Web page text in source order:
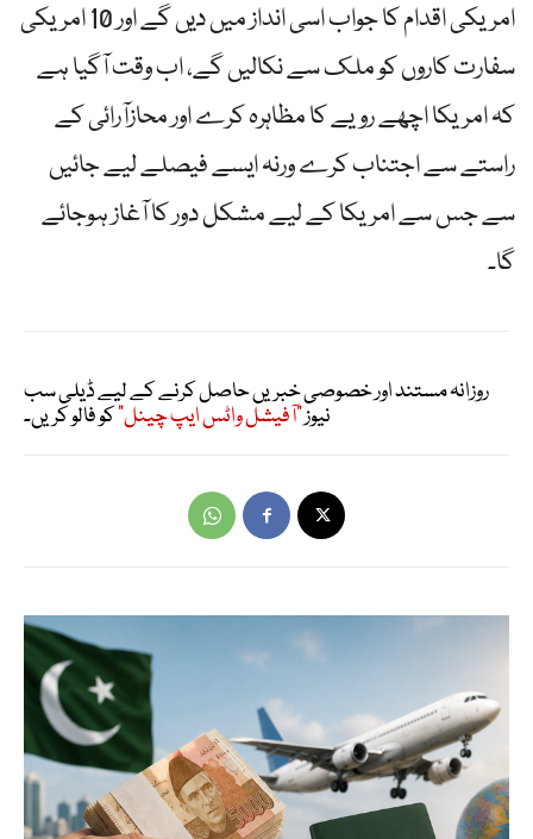
امریکی اقدام کا جواب اسی انداز میں دیں گے اور 10 امریکی
سفارت کاروں کو ملک سے نکالیں گے، اب وقت آگیا ہے
کہ امریکا اچھے رویے کا مظاہرہ کرے اور محازآرائی کے
راستے سے اجتناب کرے ورنہ ایسے فیصلے لیے جائیں
سے جس سے امریکا کے لیے مشکل دور کا آغاز ہوجائے
گا۔
روزانہ مستند اور خصوصی خبریں حاصل کرنے کے لیے ڈیلی سب
نیوز"آفیشل واٹس ایپ چینل"کو فالو کریں۔